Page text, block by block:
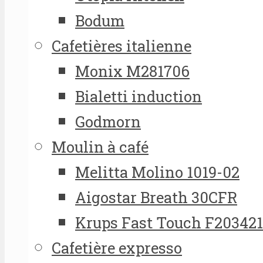
Bodum
Cafetières italienne
Monix M281706
Bialetti induction
Godmorn
Moulin à café
Melitta Molino 1019-02
Aigostar Breath 30CFR
Krups Fast Touch
Cafetière expresso